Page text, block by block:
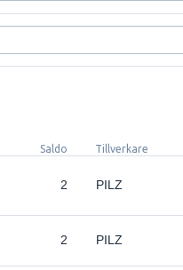
Saldo Tillverkare
2 PILZ
2 PILZ